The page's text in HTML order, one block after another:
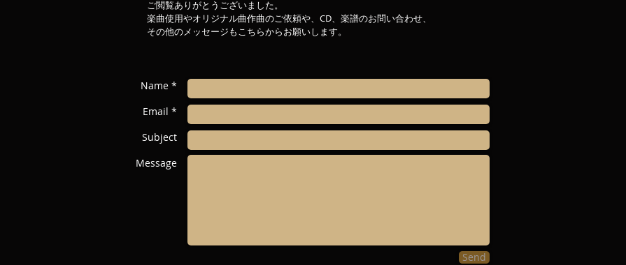
ご閲覧ありがとうございました。
楽曲使用やオリジナル曲作曲のご依頼や、CD、楽譜のお問い合わせ、
その他のメッセージもこちらからお願いします。
Name *
Email *
Subject
Message
Send